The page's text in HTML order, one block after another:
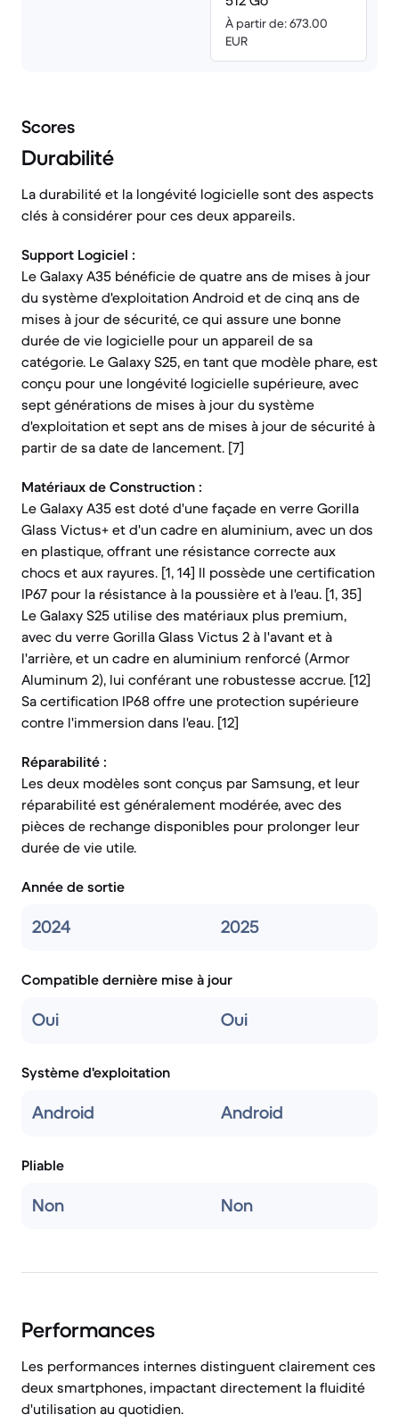
À partir de: 673.00
EUR
Scores
Durabilité
La durabilité et la longévité logicielle sont des aspects
clés à considérer pour ces deux appareils.
Support Logiciel :
Le Galaxy A35 bénéficie de quatre ans de mises à jour
du système d'exploitation Android et de cinq ans de
mises à jour de sécurité, ce qui assure une bonne
durée de vie logicielle pour un appareil de sa
catégorie. Le Galaxy S25, en tant que modèle phare, est
conçu pour une longévité logicielle supérieure, avec
sept générations de mises à jour du système
d'exploitation et sept ans de mises à jour de sécurité à
partir de sa date de lancement. [7]
Matériaux de Construction :
Le Galaxy A35 est doté d'une façade en verre Gorilla
Glass Victus+ et d'un cadre en aluminium, avec un dos
en plastique, offrant une résistance correcte aux
chocs et aux rayures. [1, 14] Il possède une certification
IP67 pour la résistance à la poussière et à l'eau. [1, 35]
Le Galaxy S25 utilise des matériaux plus premium,
avec du verre Gorilla Glass Victus 2 à l'avant et à
l'arrière, et un cadre en aluminium renforcé (Armor
Aluminum 2), lui conférant une robustesse accrue. [12]
Sa certification IP68 offre une protection supérieure
contre l'immersion dans l'eau. [12]
Réparabilité :
Les deux modèles sont conçus par Samsung, et leur
réparabilité est généralement modérée, avec des
pièces de rechange disponibles pour prolonger leur
durée de vie utile.
Année de sortie
2024 2025
Compatible dernière mise à jour
Oui Oui
Système d'exploitation
Android Android
Pliable
Non Non
Performances
Les performances internes distinguent clairement ces
deux smartphones, impactant directement la fluidité
d'utilisation au quotidien.